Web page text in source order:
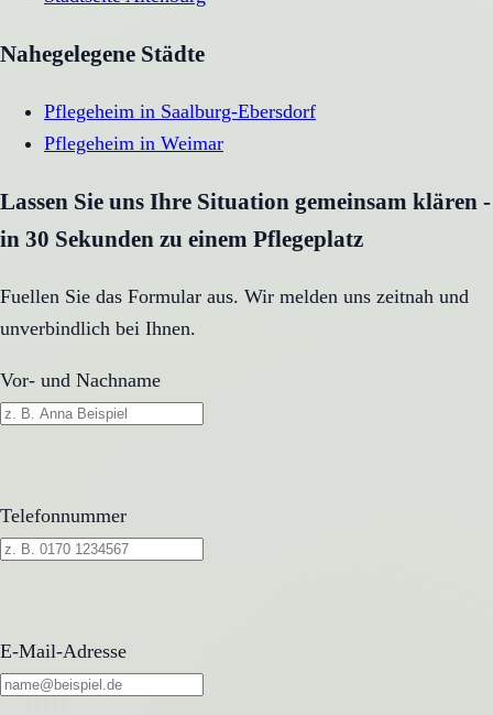
Nahegelegene Städte
Pflegeheim in Saalburg-Ebersdorf
Pflegeheim in Weimar
Lassen Sie uns Ihre Situation gemeinsam klären -
in 30 Sekunden zu einem Pflegeplatz
Fuellen Sie das Formular aus. Wir melden uns zeitnah und
unverbindlich bei Ihnen.
Vor- und Nachname
Telefonnummer
E-Mail-Adresse